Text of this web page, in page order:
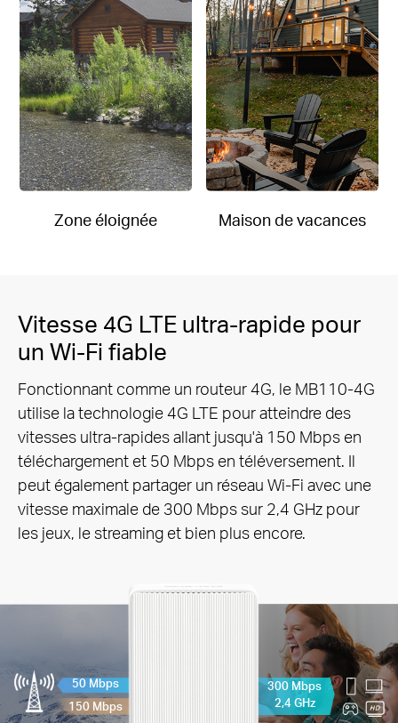
Zone éloignée Maison de vacances
Vitesse 4G LTE ultra-rapide pour
un Wi-Fi fiable
Fonctionnant comme un routeur 4G, le MB110-4G
utilise la technologie 4G LTE pour atteindre des
vitesses ultra-rapides allant jusqu'à 150 Mbps en
téléchargement et 50 Mbps en téléversement. Il
peut également partager un réseau Wi-Fi avec une
vitesse maximale de 300 Mbps sur 2,4 GHz pour
les jeux, le streaming et bien plus encore.
50 Mbps
150 Mbps
300 Mbps
2,4 GHz